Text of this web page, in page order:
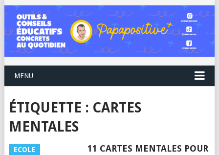
MENU
ÉTIQUETTE : CARTES
MENTALES
ECOLE
11 CARTES MENTALES POUR